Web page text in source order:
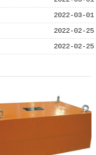
2022-03-01
2022-02-25
2022-02-25